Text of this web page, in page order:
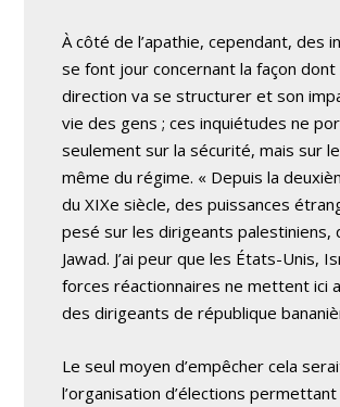
À côté de l’apathie, cependant, des
se font jour concernant la façon dont
direction va se structurer et son
vie des gens ; ces inquiétudes ne
seulement sur la sécurité, mais sur
même du régime. « Depuis la
du XIXe siècle, des puissances
pesé sur les dirigeants palestiniens,
Jawad. J’ai peur que les États-Unis,
forces réactionnaires ne mettent ici
des dirigeants de république
Le seul moyen d’empêcher cela
l’organisation d’élections